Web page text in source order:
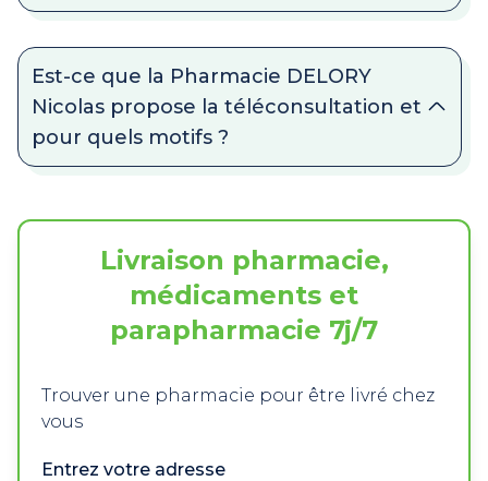
Est-ce que la Pharmacie DELORY
Nicolas propose la téléconsultation et
pour quels motifs ?
Livraison pharmacie,
médicaments et
parapharmacie 7j/7
Trouver une pharmacie pour être livré chez
vous
Entrez votre adresse